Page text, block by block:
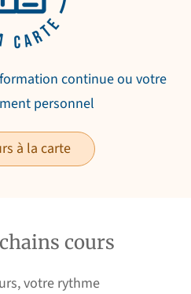
continue ou votre
personnel
à la carte
cours
votre rythme